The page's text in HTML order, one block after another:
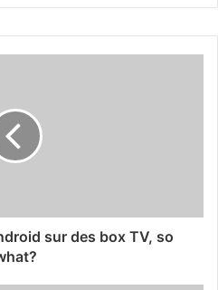
sur des box TV, so